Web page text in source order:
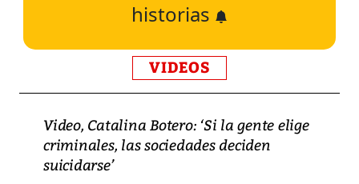
historias
VIDEOS
Video, Catalina Botero: ‘Si la gente elige
criminales, las sociedades deciden
suicidarse’